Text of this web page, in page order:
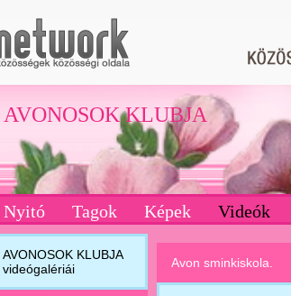
AVONOSOK KLUBJA
Nyitó Tagok Képek Videók
AVONOSOK KLUBJA
videógalériái
Avon sminkiskola.